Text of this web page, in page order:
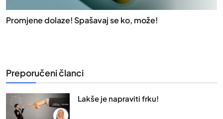
Promjene dolaze! Spašavaj se ko, može!
Preporučeni članci
Lakše je napraviti frku!